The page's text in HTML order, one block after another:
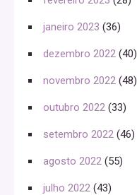
janeiro 2023 (36)
dezembro 2022 (40)
novembro 2022 (48)
outubro 2022 (33)
setembro 2022 (46)
agosto 2022 (55)
julho 2022 (43)